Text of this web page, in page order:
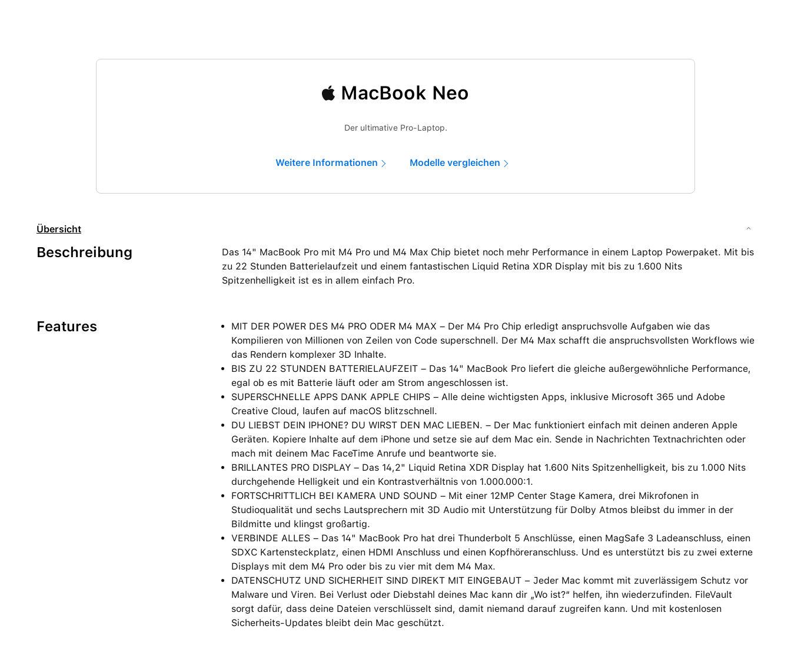
MacBook Neo
Der ultimative Pro-Laptop.
Weitere Informationen Modelle vergleichen
Übersicht
Beschreibung
Das 14" MacBook Pro mit M4 Pro und M4 Max Chip bietet noch mehr Performance in einem Laptop Powerpaket. Mit bis
zu 22 Stunden Batterielaufzeit und einem fantastischen Liquid Retina XDR Display mit bis zu 1.600 Nits
Spitzenhelligkeit ist es in allem einfach Pro.
Features
MIT DER POWER DES M4 PRO ODER M4 MAX – Der M4 Pro Chip erledigt anspruchsvolle Aufgaben wie das
Kompilieren von Millionen von Zeilen von Code superschnell. Der M4 Max schafft die anspruchsvollsten Workflows wie
das Rendern komplexer 3D Inhalte.
BIS ZU 22 STUNDEN BATTERIELAUFZEIT – Das 14" MacBook Pro liefert die gleiche außergewöhnliche Performance,
egal ob es mit Batterie läuft oder am Strom angeschlossen ist.
SUPERSCHNELLE APPS DANK APPLE CHIPS – Alle deine wichtigsten Apps, inklusive Microsoft 365 und Adobe
Creative Cloud, laufen auf macOS blitzschnell.
DU LIEBST DEIN IPHONE? DU WIRST DEN MAC LIEBEN. – Der Mac funktioniert einfach mit deinen anderen Apple
Geräten. Kopiere Inhalte auf dem iPhone und setze sie auf dem Mac ein. Sende in Nachrichten Textnachrichten oder
mach mit deinem Mac FaceTime Anrufe und beantworte sie.
BRILLANTES PRO DISPLAY – Das 14,2" Liquid Retina XDR Display hat 1.600 Nits Spitzenhelligkeit, bis zu 1.000 Nits
durchgehende Helligkeit und ein Kontrastverhältnis von 1.000.000:1.
FORTSCHRITTLICH BEI KAMERA UND SOUND – Mit einer 12MP Center Stage Kamera, drei Mikrofonen in
Studioqualität und sechs Lautsprechern mit 3D Audio mit Unterstützung für Dolby Atmos bleibst du immer in der
Bildmitte und klingst großartig.
VERBINDE ALLES – Das 14" MacBook Pro hat drei Thunderbolt 5 Anschlüsse, einen MagSafe 3 Ladeanschluss, einen
SDXC Kartensteckplatz, einen HDMI Anschluss und einen Kopfhöreranschluss. Und es unterstützt bis zu zwei externe
Displays mit dem M4 Pro oder bis zu vier mit dem M4 Max.
DATENSCHUTZ UND SICHERHEIT SIND DIREKT MIT EINGEBAUT − Jeder Mac kommt mit zuverlässigem Schutz vor
Malware und Viren. Bei Verlust oder Diebstahl deines Mac kann dir „Wo ist?“ helfen, ihn wiederzufinden. FileVault
sorgt dafür, dass deine Dateien verschlüsselt sind, damit niemand darauf zugreifen kann. Und mit kostenlosen
Sicherheits-Updates bleibt dein Mac geschützt.